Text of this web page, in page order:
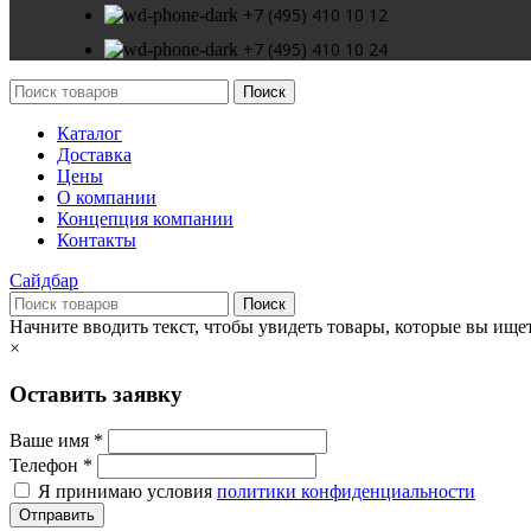
+7 (495) 410 10 12
+7 (495) 410 10 24
Поиск
Каталог
Доставка
Цены
О компании
Концепция компании
Контакты
Сайдбар
Поиск
Начните вводить текст, чтобы увидеть товары, которые вы
×
Оставить заявку
Ваше имя *
Телефон *
Я принимаю условия политики конфиденциальности
Отправить